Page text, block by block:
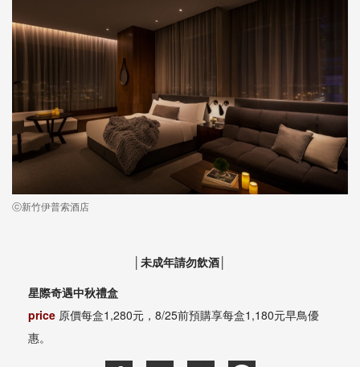
ⓒ新竹伊普索酒店
│未成年請勿飲酒│
星際奇遇中秋禮盒
price 原價每盒1,280元，8/25前預購享每盒1,180元早鳥優
惠。